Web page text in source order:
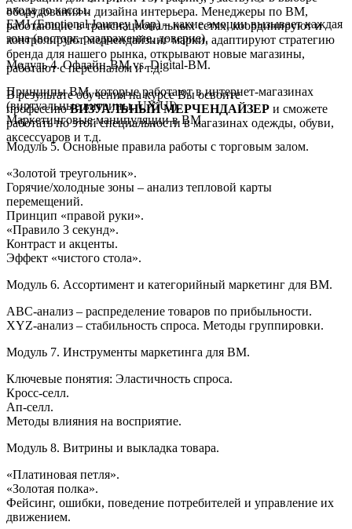
оборудования и дизайна интерьера. Менеджеры по ВМ,
работающие в транснациональных сетях, координируют и
контролируют мерчендайзинг марки, адаптируют стратегию
бренда для нашего рынка, открывают новые магазины,
работают с персоналом и т.д.
В результате обучения на курсе Вы освоите
профессиюВИЗУАЛЬНЫЙ МЕРЧЕНДАЙЗЕР и сможете
работать по этой специальности в магазинах одежды, обуви,
аксессуаров и т.д.
входа до кассы.
EMJ (Emotional Journey Map) – какие эмоции вызывает каждая
зона (восторг, раздражение, доверие).
Модуль 4. Офлайн-ВМ vs. Digital-ВМ.
Принципы ВМ, которые работают в интернет-магазинах
(виртуальные витрины, UX/UI).
Маркетинговые манипуляции в ВМ
Модуль 5. Основные правила работы с торговым залом.
«Золотой треугольник».
Горячие/холодные зоны – анализ тепловой карты
перемещений.
Принцип «правой руки».
«Правило 3 секунд».
Контраст и акценты.
Эффект «чистого стола».
Модуль 6. Ассортимент и категорийный маркетинг для ВМ.
ABC-анализ – распределение товаров по прибыльности.
XYZ-анализ – стабильность спроса. Методы группировки.
Модуль 7. Инструменты маркетинга для ВМ.
Ключевые понятия: Эластичность спроса.
Кросс-селл.
Ап-селл.
Методы влияния на восприятие.
Модуль 8. Витрины и выкладка товара.
«Платиновая петля».
«Золотая полка».
Фейсинг, ошибки, поведение потребителей и управление их
движением.